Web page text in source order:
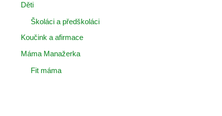
Děti
Školáci a předškoláci
Koučink a afirmace
Máma Manažerka
Fit máma